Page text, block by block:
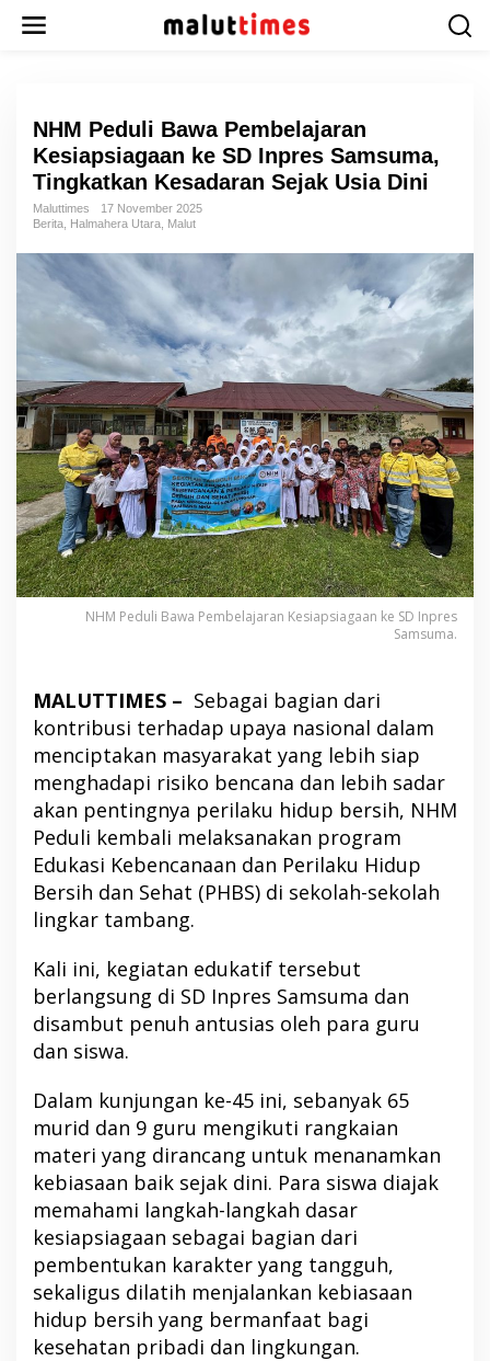
NHM Peduli Bawa Pembelajaran
Kesiapsiagaan ke SD Inpres Samsuma,
Tingkatkan Kesadaran Sejak Usia Dini
Maluttimes
17 November 2025
Berita Halmahera Utara Malut
NHM Peduli Bawa Pembelajaran Kesiapsiagaan ke SD Inpres
Samsuma.
MALUTTIMES – Sebagai bagian dari
kontribusi terhadap upaya nasional dalam
menciptakan masyarakat yang lebih siap
menghadapi risiko bencana dan lebih sadar
akan pentingnya perilaku hidup bersih, NHM
Peduli kembali melaksanakan program
Edukasi Kebencanaan dan Perilaku Hidup
Bersih dan Sehat (PHBS) di sekolah-sekolah
lingkar tambang.
Kali ini, kegiatan edukatif tersebut
berlangsung di SD Inpres Samsuma dan
disambut penuh antusias oleh para guru
dan siswa.
Dalam kunjungan ke-45 ini, sebanyak 65
murid dan 9 guru mengikuti rangkaian
materi yang dirancang untuk menanamkan
kebiasaan baik sejak dini. Para siswa diajak
memahami langkah-langkah dasar
kesiapsiagaan sebagai bagian dari
pembentukan karakter yang tangguh,
sekaligus dilatih menjalankan kebiasaan
hidup bersih yang bermanfaat bagi
kesehatan pribadi dan lingkungan.